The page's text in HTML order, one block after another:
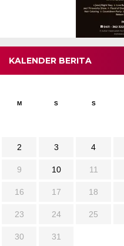
KALENDER BERITA
M S S
2 3 4
9 10 11
16 17 18
23 24 25
30 31